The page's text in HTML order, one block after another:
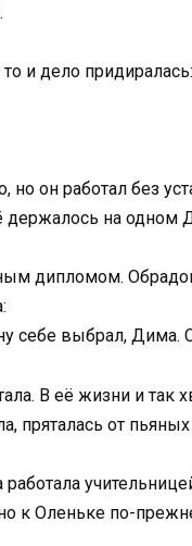
и дело
но он работал без
держалось на одном
дипломом.
себе выбрал, Дима.
В её жизни и так
пряталась от
к Оленьке по-